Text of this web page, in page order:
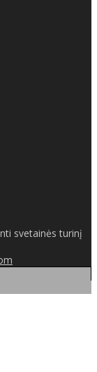
svetainės turinį